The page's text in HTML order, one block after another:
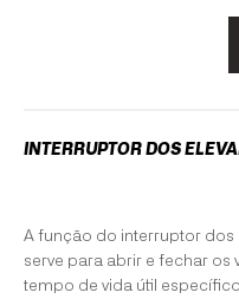
INTERRUPTOR DOS
A função do interruptor dos
serve para abrir e fechar os
tempo de vida útil